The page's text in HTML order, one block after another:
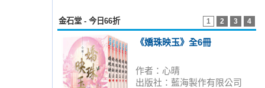
1 2 3 4
金石堂 - 今日66折
《嬌珠映玉》全6冊
作者：心晴
出版社：藍海製作有限公司